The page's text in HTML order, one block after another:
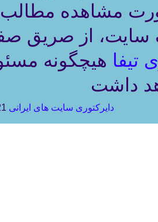
مشاهده
سایت، از صریق
تیفا هیچگونه
دایرکتوری سایت های ایرانی